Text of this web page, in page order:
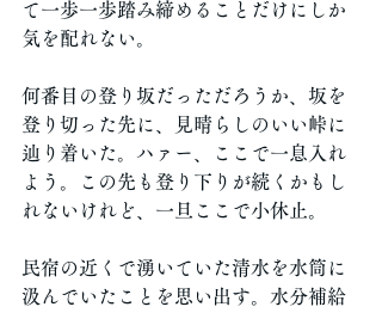
て一歩一歩踏み締めることだけにしか
気を配れない。
何番目の登り坂だっただろうか、坂を
登り切った先に、見晴らしのいい峠に
辿り着いた。ハァー、ここで一息入れ
よう。この先も登り下りが続くかもし
れないけれど、一旦ここで小休止。
民宿の近くで湧いていた清水を水筒に
汲んでいたことを思い出す。水分補給